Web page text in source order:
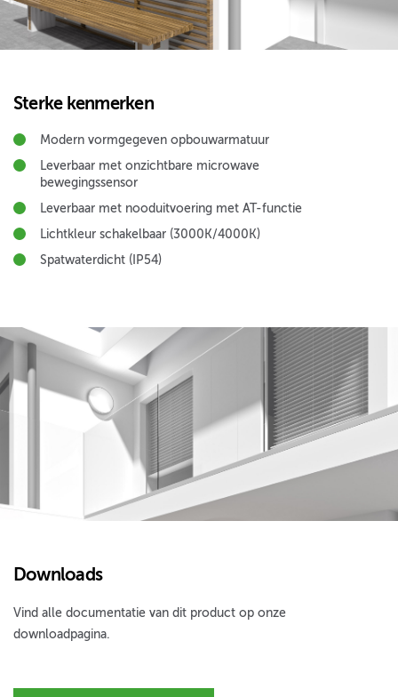
Sterke kenmerken
Modern vormgegeven opbouwarmatuur
Leverbaar met onzichtbare microwave
bewegingssensor
Leverbaar met nooduitvoering met AT-functie
Lichtkleur schakelbaar (3000K/4000K)
Spatwaterdicht (IP54)
Downloads
Vind alle documentatie van dit product op onze
downloadpagina.